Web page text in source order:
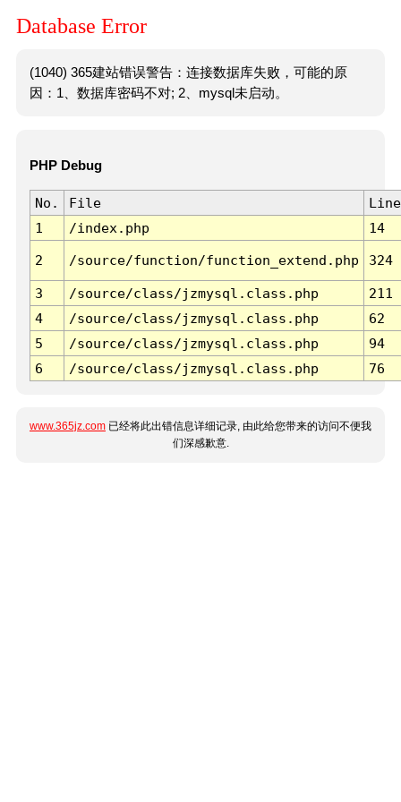
Database Error
(1040) 365建站错误警告：连接数据库失败，可能的原
因：1、数据库密码不对; 2、mysql未启动。
PHP Debug
No. File
Line
1
/index.php 14
2 /source/function/function_extend.php 324
3 /source/class/jzmysql.class.php
211
4
/source/class/jzmysql.class.php
62
5
/source/class/jzmysql.class.php
94
6
/source/class/jzmysql.class.php 76
www.365jz.com 已经将此出错信息详细记录, 由此给您带来的访问不便我
们深感歉意.